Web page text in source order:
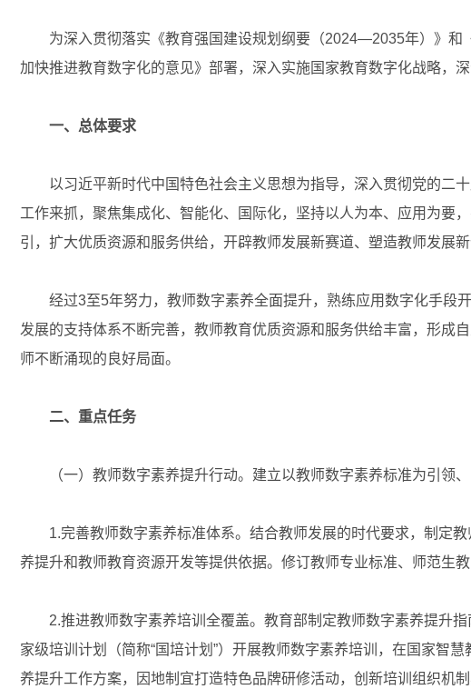
为深入贯彻落实《教育强国建设规划纲要（2024—2035年）》和
加快推进教育数字化的意见》部署，深入实施国家教育数字化战略，
一、总体要求
以习近平新时代中国特色社会主义思想为指导，深入贯彻党的二十
工作来抓，聚焦集成化、智能化、国际化，坚持以人为本、应用为要
引，扩大优质资源和服务供给，开辟教师发展新赛道、塑造教师发展
经过3至5年努力，教师数字素养全面提升，熟练应用数字化手段开
发展的支持体系不断完善，教师教育优质资源和服务供给丰富，形成
师不断涌现的良好局面。
二、重点任务
（一）教师数字素养提升行动。建立以教师数字素养标准为引领、
1.完善教师数字素养标准体系。结合教师发展的时代要求，制定教
养提升和教师教育资源开发等提供依据。修订教师专业标准、师范生
2.推进教师数字素养培训全覆盖。教育部制定教师数字素养提升指
家级培训计划（简称“国培计划”）开展教师数字素养培训，在国家智
养提升工作方案，因地制宜打造特色品牌研修活动，创新培训组织机